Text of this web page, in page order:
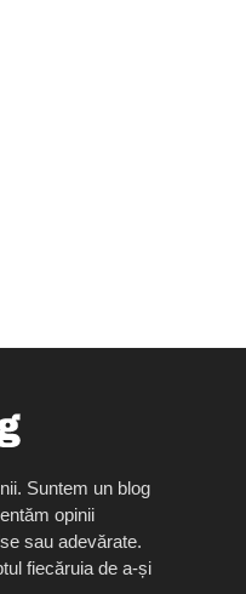
Suntem un blog
opinii
sau adevărate.
fiecăruia de a-și